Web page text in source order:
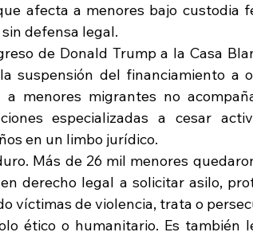
afecta a menores bajo custodia
defensa legal.
de Donald Trump a la Casa
suspensión del financiamiento a
a menores migrantes no
especializadas a cesar
en un limbo jurídico.
Más de 26 mil menores
derecho legal a solicitar asilo,
víctimas de violencia, trata o
ético o humanitario. Es también